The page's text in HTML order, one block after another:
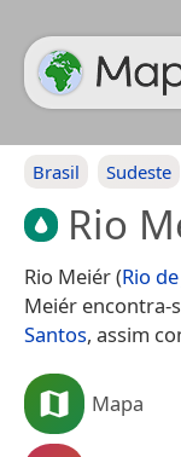
Brasil Sudeste
Rio
Rio Meiér (Rio
Meiér encontra-
Santos, assim
Mapa